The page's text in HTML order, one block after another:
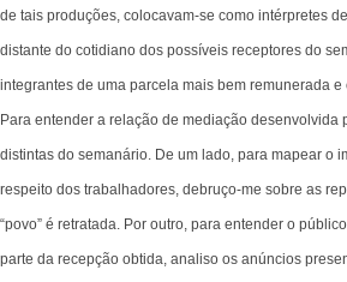
de tais produções, colocavam-se como intérpretes
distante do cotidiano dos possíveis receptores do
integrantes de uma parcela mais bem remunerada e
Para entender a relação de mediação desenvolvida
distintas do semanário. De um lado, para mapear o
respeito dos trabalhadores, debruço-me sobre as
“povo” é retratada. Por outro, para entender o
parte da recepção obtida, analiso os anúncios